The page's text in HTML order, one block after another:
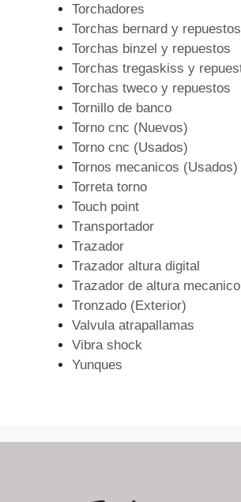
Torchadores
Torchas bernard y repuestos
Torchas binzel y repuestos
Torchas tregaskiss y
Torchas tweco y repuestos
Tornillo de banco
Torno cnc (Nuevos)
Torno cnc (Usados)
Tornos mecanicos (Usados)
Torreta torno
Touch point
Transportador
Trazador
Trazador altura digital
Trazador de altura mecanico
Tronzado (Exterior)
Valvula atrapallamas
Vibra shock
Yunques